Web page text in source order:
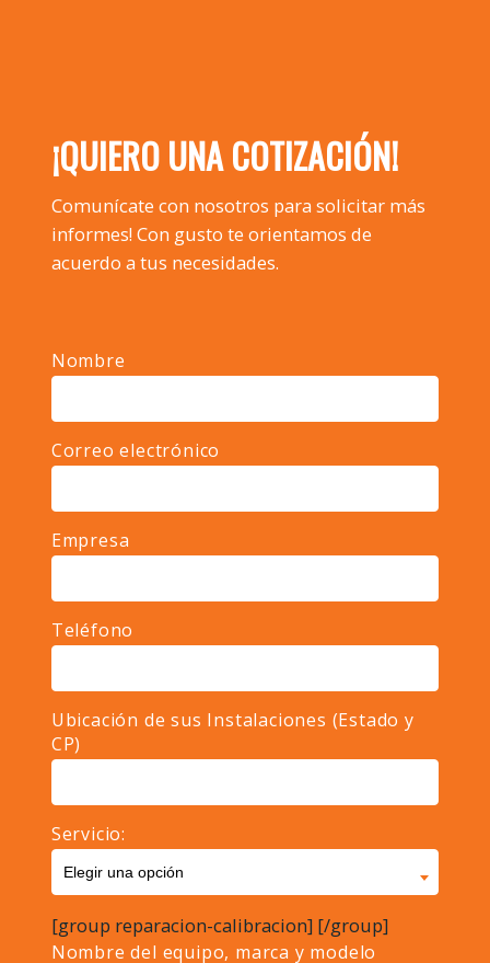
¡QUIERO UNA COTIZACIÓN!
Comunícate con nosotros para solicitar más
informes! Con gusto te orientamos de
acuerdo a tus necesidades.
Nombre
Correo electrónico
Empresa
Teléfono
Ubicación de sus Instalaciones (Estado y
CP)
Servicio:
[group reparacion-calibracion]
Nombre del equipo, marca y modelo
[/group]